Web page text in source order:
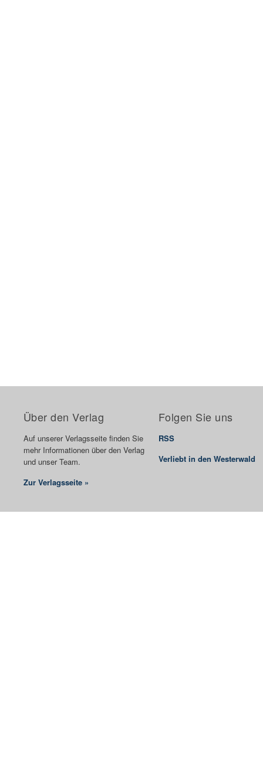
Über den Verlag
Auf unserer Verlagsseite finden Sie
mehr Informationen über den Verlag
und unser Team.
Zur Verlagsseite »
Folgen Sie uns
RSS
Verliebt in den Westerwald